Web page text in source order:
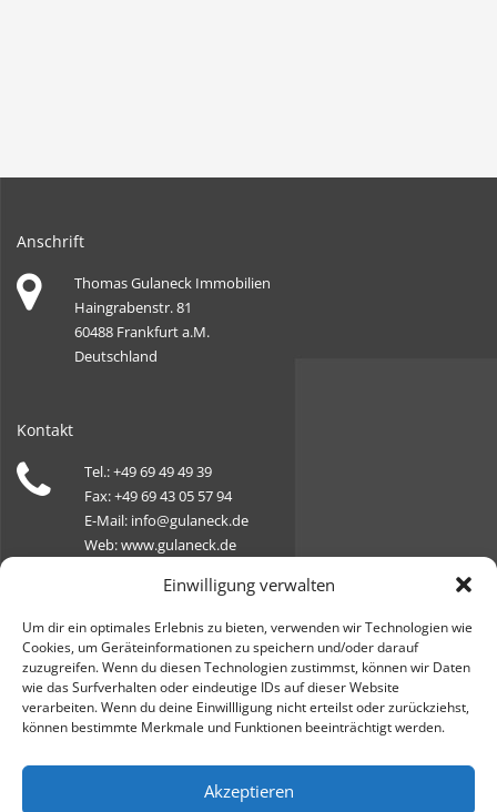
Einwilligung verwalten
Um dir ein optimales Erlebnis zu bieten, verwenden wir Technologien wie
Cookies, um Geräteinformationen zu speichern und/oder darauf
zuzugreifen. Wenn du diesen Technologien zustimmst, können wir Daten
wie das Surfverhalten oder eindeutige IDs auf dieser Website
verarbeiten. Wenn du deine Einwillligung nicht erteilst oder zurückziehst,
können bestimmte Merkmale und Funktionen beeinträchtigt werden.
Akzeptieren
Anschrift
Thomas Gulaneck Immobilien
Haingrabenstr. 81
60488 Frankfurt a.M.
Deutschland
Kontakt
Tel.: +49 69 49 49 39
Fax: +49 69 43 05 57 94
E-Mail: info@gulaneck.de
Web: www.gulaneck.de
Öffnungszeiten
Montag, Dienstag, Donnerstag, Freitag:
09:00 - 18:00 Uhr
Mittwoch: geschlossen
Samstag: 10:00 - 14:00 Uhr